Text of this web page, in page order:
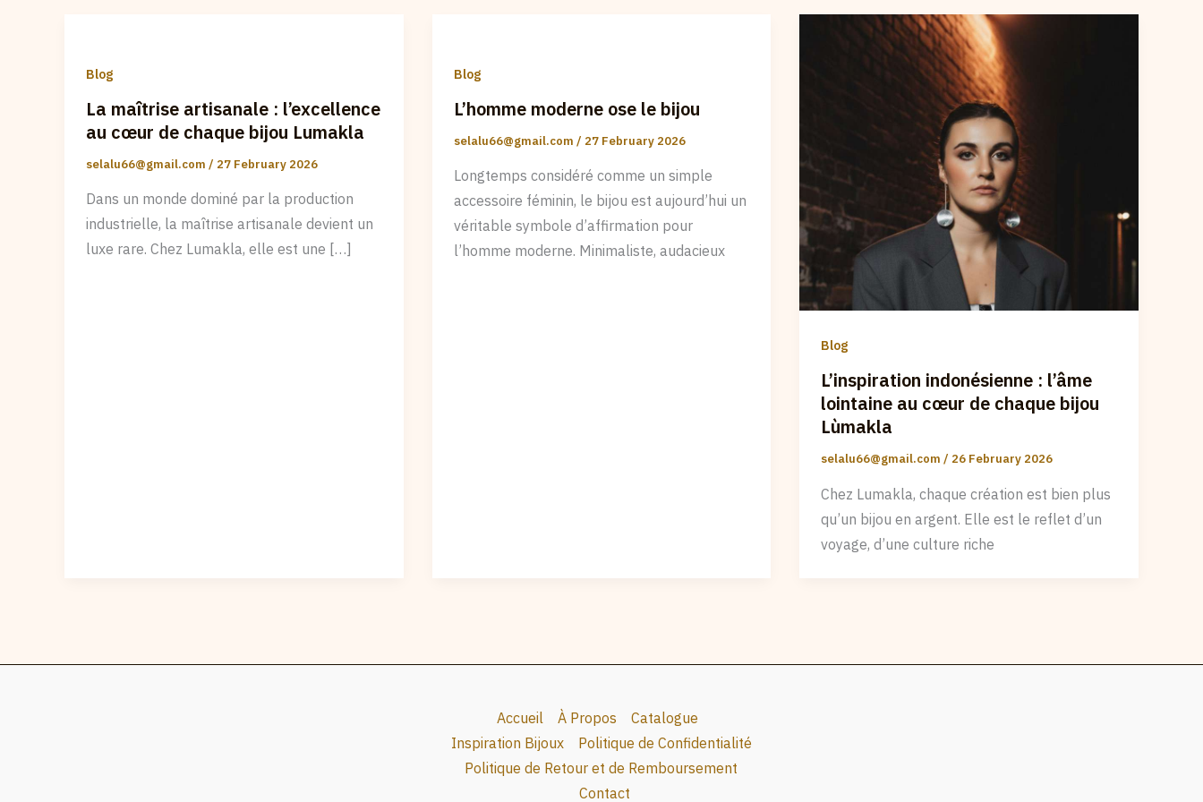
Blog
La maîtrise artisanale : l’excellence
au cœur de chaque bijou Lumakla
selalu66@gmail.com / 27 February 2026
Dans un monde dominé par la production
industrielle, la maîtrise artisanale devient un
luxe rare. Chez Lumakla, elle est une […]
Blog
L’homme moderne ose le bijou
selalu66@gmail.com / 27 February 2026
Longtemps considéré comme un simple
accessoire féminin, le bijou est aujourd’hui un
véritable symbole d’affirmation pour
l’homme moderne. Minimaliste, audacieux
Blog
L’inspiration indonésienne : l’âme
lointaine au cœur de chaque bijou
Lùmakla
selalu66@gmail.com/ 26 February 2026
Chez Lumakla, chaque création est bien plus
qu’un bijou en argent. Elle est le reflet d’un
voyage, d’une culture riche
Accueil À Propos
Catalogue
Inspiration Bijoux
Politique de Confidentialité
Politique de Retour et de Remboursement
Contact